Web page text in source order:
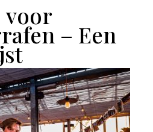
voor
– Een